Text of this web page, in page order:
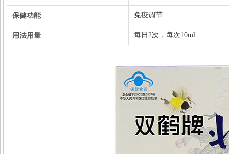
保健功能 免疫调节
用法用量 每日2次，每次10ml